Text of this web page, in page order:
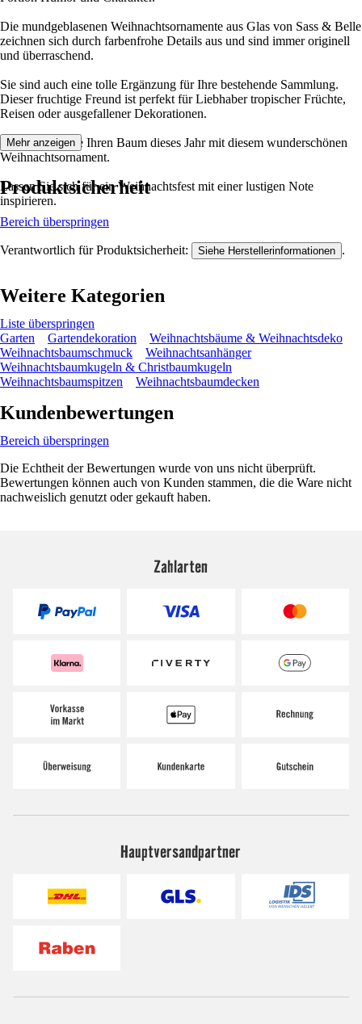
Die mundgeblasenen Weihnachtsornamente aus Glas von Sass & Belle
zeichnen sich durch farbenfrohe Details aus und sind immer originell
und überraschend.
Sie sind auch eine tolle Ergänzung für Ihre bestehende Sammlung.
Dieser fruchtige Freund ist perfekt für Liebhaber tropischer Früchte,
Reisen oder ausgefallener Dekorationen.
Verschönern Sie Ihren Baum dieses Jahr mit diesem wunderschönen
Weihnachtsornament.
Lassen Sie sich für ein Weihnachtsfest mit einer lustigen Note
inspirieren.
Mehr anzeigen
Produktsicherheit
Bereich überspringen
Verantwortlich für Produktsicherheit: Siehe Herstellerinformationen .
Weitere Kategorien
Liste überspringen
Garten
Gartendekoration
Weihnachtsbäume & Weihnachtsdeko
Weihnachtsbaumschmuck
Weihnachtsanhänger
Weihnachtsbaumkugeln & Christbaumkugeln
Weihnachtsbaumspitzen
Weihnachtsbaumdecken
Kundenbewertungen
Bereich überspringen
Die Echtheit der Bewertungen wurde von uns nicht überprüft.
Bewertungen können auch von Kunden stammen, die die Ware nicht
nachweislich genutzt oder gekauft haben.
Zahlarten
Hauptversandpartner